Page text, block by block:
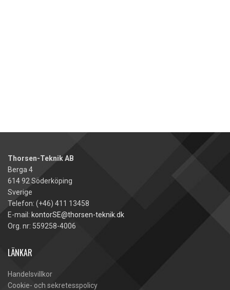
Thorsen-Teknik AB
Berga 4
614 92 Söderköping
Sverige
Telefon: (+46) 411 13458
E-mail: kontorSE@thorsen-teknik.dk
Org. nr: 559258-4006
LÄNKAR
Handelsvillkor
Cookie- och sekretesspolicy